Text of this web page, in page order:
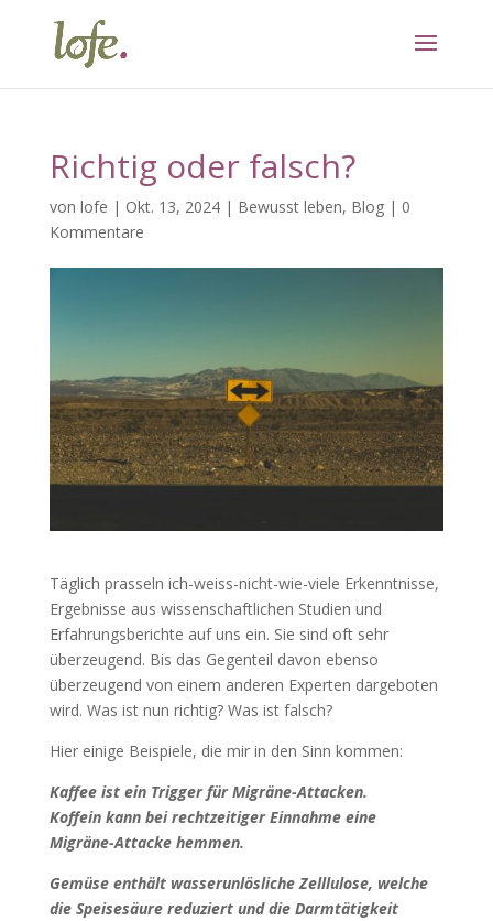
Richtig oder falsch?
von lofe | Okt. 13, 2024| Bewusst leben, Blog| 0
Kommentare
Täglich prasseln ich-weiss-nicht-wie-viele Erkenntnisse,
Ergebnisse aus wissenschaftlichen Studien und
Erfahrungsberichte auf uns ein. Sie sind oft sehr
überzeugend. Bis das Gegenteil davon ebenso
überzeugend von einem anderen Experten dargeboten
wird. Was ist nun richtig? Was ist falsch?
Hier einige Beispiele, die mir in den Sinn kommen:
Kaffee ist ein Trigger für Migräne-Attacken.
Koffein kann bei rechtzeitiger Einnahme eine
Migräne-Attacke hemmen.
Gemüse enthält wasserunlösliche Zelllulose, welche
die Speisesäure reduziert und die Darmtätigkeit